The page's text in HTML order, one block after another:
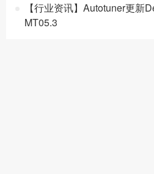
【行业资讯】Autotuner更新
MT05.3